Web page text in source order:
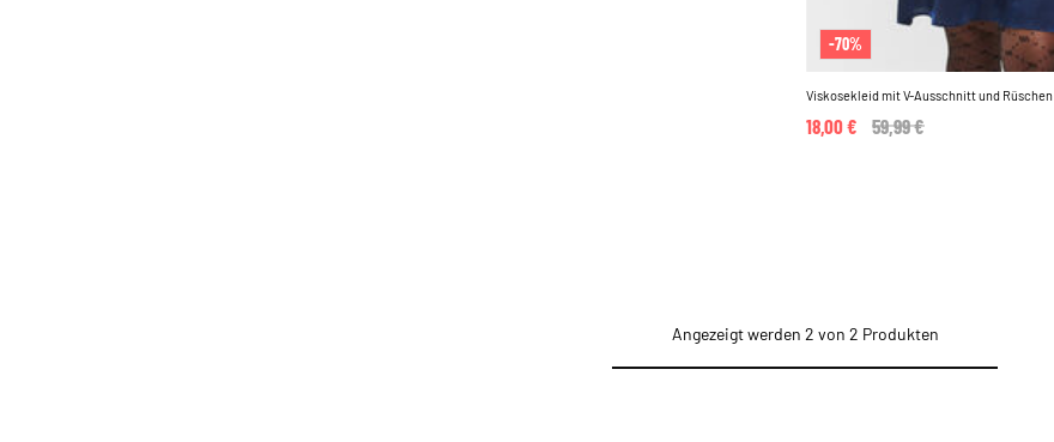
-70%
Viskosekleid mit V-Ausschnitt und Rüschen
Price reduced from
59,99 €
18,00 €
Angezeigt werden 2 von 2 Produkten